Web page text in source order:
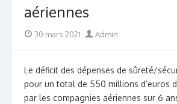
aériennes
Posted
30 mars 2021 Author
Admin
Le déficit des dépenses de sûreté/
pour un total de 550 millions d’euros
par les compagnies aériennes sur 6